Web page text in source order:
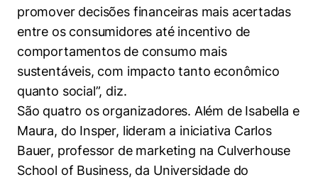
promover decisões financeiras mais acertadas
entre os consumidores até incentivo de
comportamentos de consumo mais
sustentáveis, com impacto tanto econômico
quanto social”, diz.
São quatro os organizadores. Além de Isabella e
Maura, do Insper, lideram a iniciativa Carlos
Bauer, professor de marketing na Culverhouse
School of Business, da Universidade do
Cookies estritamente necessários
Cookies de preferências de usuário